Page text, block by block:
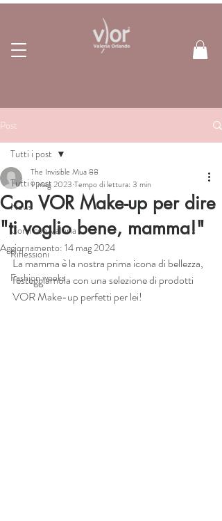
Post
Tutti i post
News
Corsi con Valeria
Riflessioni
Fashion weeks
Tutti i post
Con VOR Make-up per dire
"ti voglio bene, mamma!"
The Invisible Mua 88
9 mag 2023 Tempo di lettura: 3 min
Aggiornamento: 14 mag 2024
La mamma è la nostra prima icona di bellezza,
festeggiamola con una selezione di prodotti
VOR Make-up perfetti per lei!